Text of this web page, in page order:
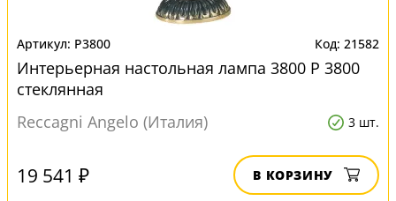
P3800 21582
Интерьерная настольная лампа 3800 P 3800
стеклянная
Reccagni Angelo (Италия)
3 шт.
19 541 ₽ В КОРЗИНУ